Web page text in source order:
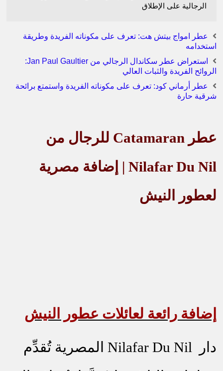
الرجالية على الإطلاق
عطر امواج بيتش هت: تعرف على مكوناته الفريدة وطريقة
استخدامه
استعراض عطر سكاندال الرجالي من Jan Paul Gaultier:
الروائح الفريدة والثبات العالي
عطر أرماني كود: تعرف على مكوناته الفريدة واستمتع برائحة
شرقية حارة
عطر Catamaran للرجال من
Nilafar Du Nil | إضافة مصرية
لعطور النيش
إضافة رائعة لعائلات عطور النيش
دار Nilafar Du Nil المصرية تُقدِّم